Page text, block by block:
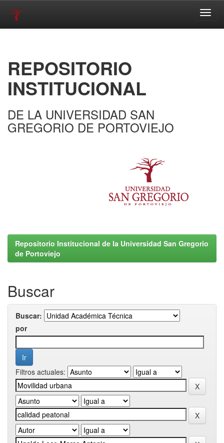
REPOSITORIO
INSTITUCIONAL
DE LA UNIVERSIDAD SAN
GREGORIO DE PORTOVIEJO
Repositorio Institucional de la Universidad San Gregorio
de Portoviejo
Buscar
Buscar:
por
Filtros actuales: